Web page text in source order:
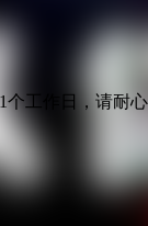
个工作日，请耐